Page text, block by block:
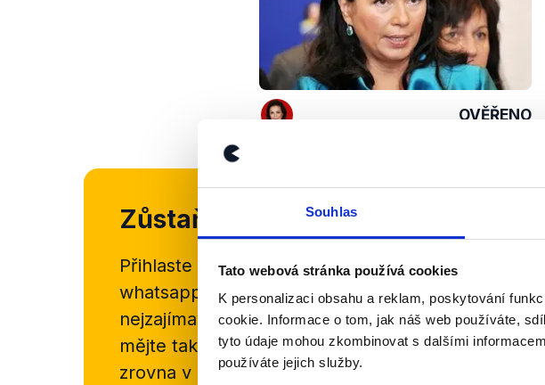
Souhlas
Tato webová stránka používá cookies
K personalizaci obsahu a reklam, poskytování
cookie. Informace o tom, jak náš web používáte,
tyto údaje mohou zkombinovat s dalšími
používáte jejich služby.
OVĚŘENO
Zůstaňme v kontaktu
Přihlaste se k odběru našehonewsletteru nebo
whatsappového kanálu, kde pravidelně
nejzajímavějších článků a analýz. Začněte nás
mějte tak přehled o tom, jaké dezinformace a
zrovna v Česku šíří.